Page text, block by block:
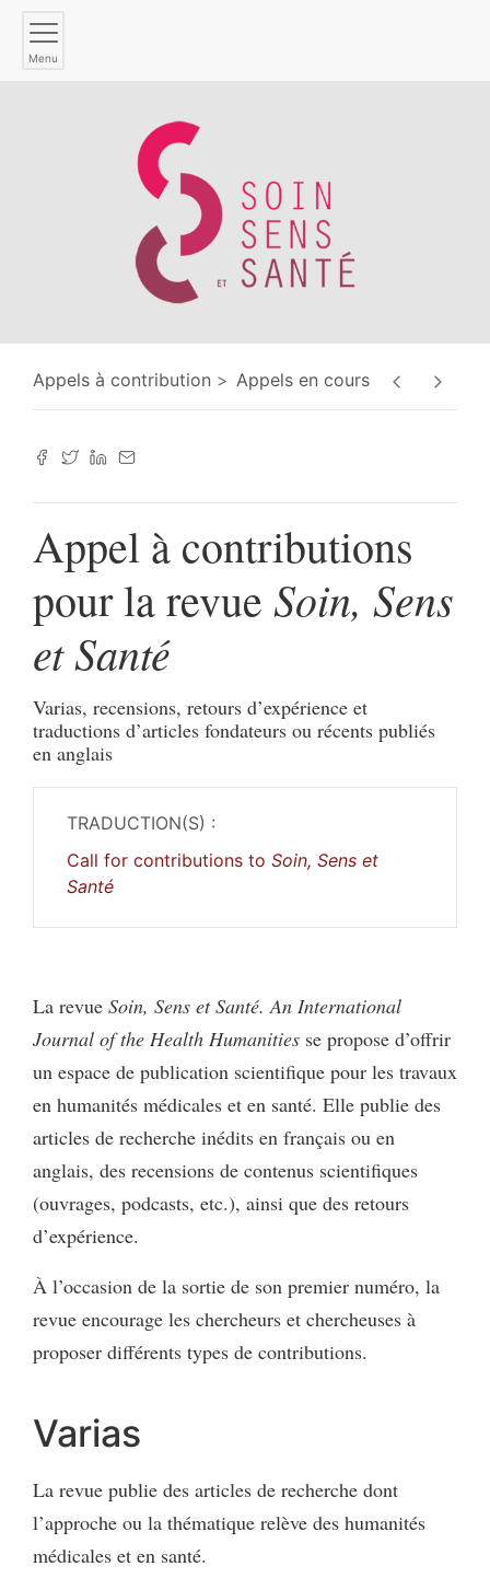
Menu
Appels à contribution Appels en cours
Appel à contributions
pour la revue Soin, Sens
et Santé
Varias, recensions, retours d’expérience et
traductions d’articles fondateurs ou récents publiés
en anglais
TRADUCTION(S) :
Call for contributions to Soin, Sens et
Santé
La revue Soin, Sens et Santé. An International
Journal of the Health Humanities se propose d’offrir
un espace de publication scientifique pour les travaux
en humanités médicales et en santé. Elle publie des
articles de recherche inédits en français ou en
anglais, des recensions de contenus scientifiques
(ouvrages, podcasts, etc.), ainsi que des retours
d’expérience.
À l’occasion de la sortie de son premier numéro, la
revue encourage les chercheurs et chercheuses à
proposer différents types de contributions.
Varias
La revue publie des articles de recherche dont
l’approche ou la thématique relève des humanités
médicales et en santé.